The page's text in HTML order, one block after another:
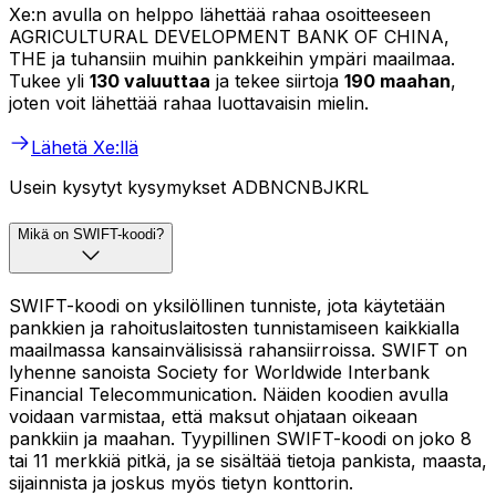
Xe:n avulla on helppo lähettää rahaa osoitteeseen
AGRICULTURAL DEVELOPMENT BANK OF CHINA,
THE ja tuhansiin muihin pankkeihin ympäri maailmaa.
Tukee yli 130 valuuttaa ja tekee siirtoja 190 maahan,
joten voit lähettää rahaa luottavaisin mielin.
Lähetä Xe:llä
Usein kysytyt kysymykset ADBNCNBJKRL
Mikä on SWIFT-koodi?
SWIFT-koodi on yksilöllinen tunniste, jota käytetään
pankkien ja rahoituslaitosten tunnistamiseen kaikkialla
maailmassa kansainvälisissä rahansiirroissa. SWIFT on
lyhenne sanoista Society for Worldwide Interbank
Financial Telecommunication. Näiden koodien avulla
voidaan varmistaa, että maksut ohjataan oikeaan
pankkiin ja maahan. Tyypillinen SWIFT-koodi on joko 8
tai 11 merkkiä pitkä, ja se sisältää tietoja pankista, maasta,
sijainnista ja joskus myös tietyn konttorin.